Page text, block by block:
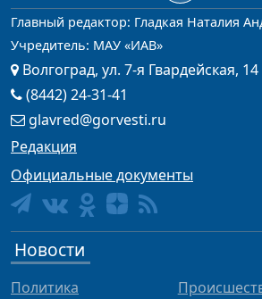
Главный редактор: Гладкая Наталия
Учредитель: МАУ «ИАВ»
Волгоград, ул. 7-я Гвардейская, 14
(8442) 24-31-41
glavred@gorvesti.ru
Редакция
Официальные документы
Новости
Политика